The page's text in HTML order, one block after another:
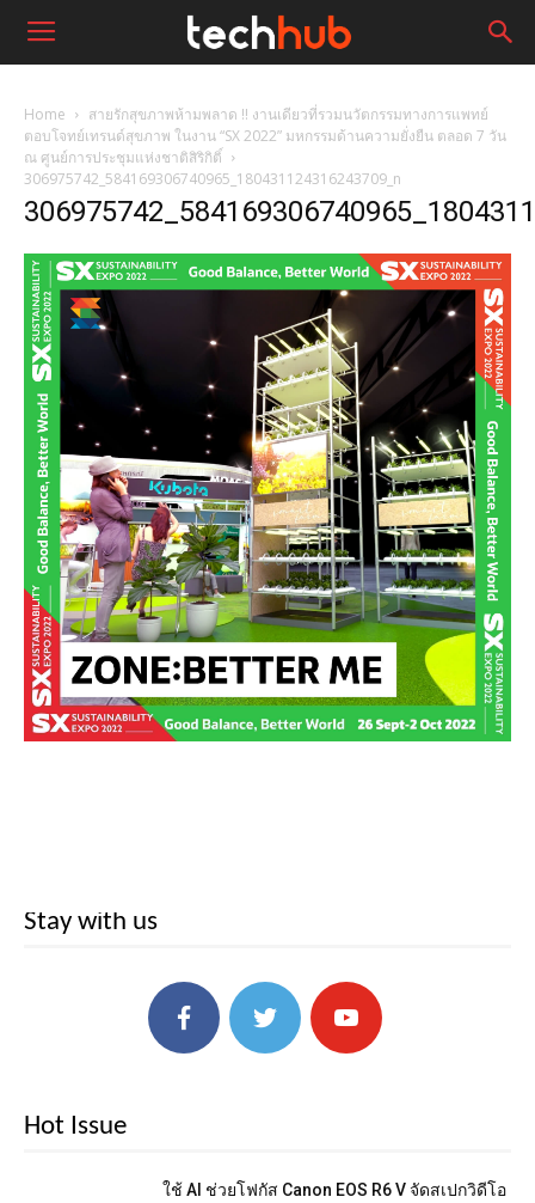
Home
สายรักสุขภาพห้ามพลาด !! งานเดียวที่รวมนวัตกรรมทางการแพทย์
ตอบโจทย์เทรนด์สุขภาพ ในงาน “SX 2022” มหกรรมด้านความยั่งยืน ตลอด 7 วัน
ณ ศูนย์การประชุมแห่งชาติสิริกิติ์
306975742_584169306740965_180431124316243709_n
Stay with us
Hot Issue
ใช้ AI ช่วยโฟกัส Canon EOS R6 V จัดสเปกวิดีโอ